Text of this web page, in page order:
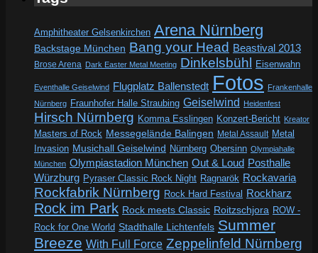
Amphitheater Gelsenkirchen Arena Nürnberg
Backstage München Bang your Head Beastival 2013
Brose Arena Dark Easter Metal Meeting Dinkelsbühl Eisenwahn
Eventhalle Geiselwind Flugplatz Ballenstedt Fotos
Frankenhalle
Nürnberg Fraunhofer Halle Straubing Geiselwind Heidenfest
Hirsch Nürnberg Komma Esslingen Konzert-Bericht Kreator
Masters of Rock Messegelände Balingen Metal Assault Metal
Invasion Musichall Geiselwind Nürnberg Obersinn Olympiahalle
München Olympiastadion München Out & Loud Posthalle
Würzburg Pyraser Classic Rock Night Ragnarök Rockavaria
Rockfabrik Nürnberg Rock Hard Festival Rockharz
Rock im Park Rock meets Classic Roitzschjora ROW -
Rock for One World Stadthalle Lichtenfels Summer
Breeze With Full Force Zeppelinfeld Nürnberg